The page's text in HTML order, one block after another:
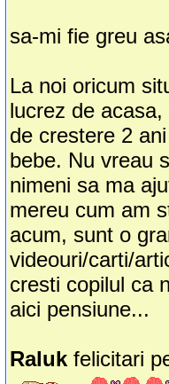
sa-mi fie greu
La noi oricum
lucrez de
de crestere 2
bebe. Nu vreau
nimeni sa ma
mereu cum am
acum, sunt o
videouri/carti/
cresti copilul ca
aici pensiune...
Raluk felicitari